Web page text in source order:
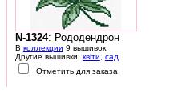
N-1324: Рододендрон
В коллекции 9 вышивок.
Другие вышивки: квіти
сад
Отметить для заказа